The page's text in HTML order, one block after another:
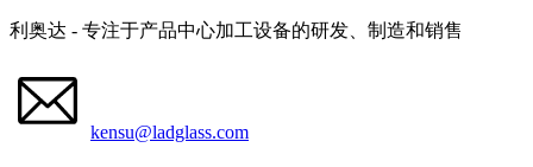
利奥达 - 专注于产品中心加工设备的研发、制造和销售
kensu@ladglass.com